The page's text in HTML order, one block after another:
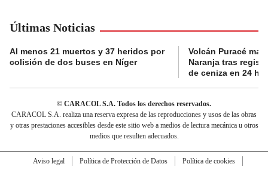
Últimas Noticias
Al menos 21 muertos y 37 heridos por
colisión de dos buses en Níger
Volcán Puracé
Naranja tras
de ceniza en 24
© CARACOL S.A. Todos los derechos reservados.
CARACOL S.A. realiza una reserva expresa de las reproducciones y usos de las obras
y otras prestaciones accesibles desde este sitio web a medios de lectura mecánica u otros
medios que resulten adecuados.
Aviso legal Política de Protección de Datos
Política de cookies